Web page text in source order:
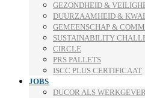
GEZONDHEID &
DUURZAAMHEID &
GEMEENSCHAP &
SUSTAINABILITY
CIRCLE
PRS PALLETS
ISCC PLUS CERTIFICAAT
JOBS
DUCOR ALS